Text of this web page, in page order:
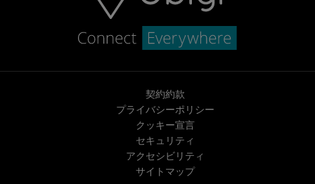
契約約款
プライバシーポリシー
クッキー宣言
セキュリティ
アクセシビリティ
サイトマップ